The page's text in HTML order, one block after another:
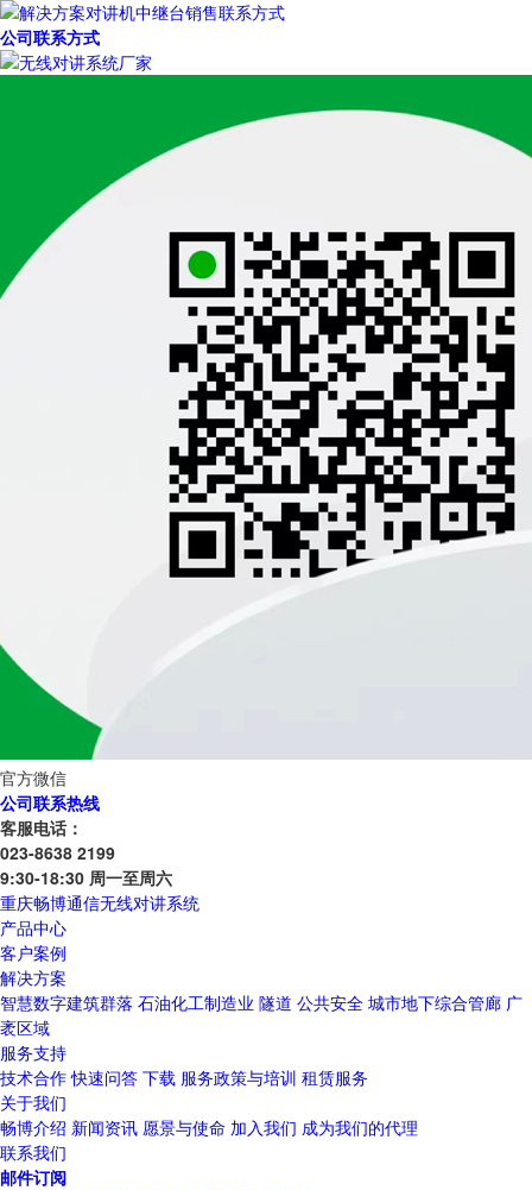
公司联系方式
官方微信
公司联系热线
客服电话：
023-8638 2199
9:30-18:30 周一至周六
重庆畅博通信无线对讲系统
产品中心
客户案例
解决方案
智慧数字建筑群落 石油化工制造业 隧道 公共安全 城市地下综合管廊 广
袤区域
服务支持
技术合作 快速问答 下载 服务政策与培训 租赁服务
关于我们
畅博介绍 新闻资讯 愿景与使命 加入我们 成为我们的代理
联系我们
邮件订阅